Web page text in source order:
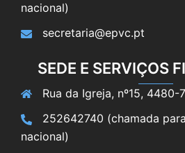
nacional)
secretaria@epvc.pt
SEDE E SERVIÇOS
Rua da Igreja, nº15,
252642740 (chamada
nacional)